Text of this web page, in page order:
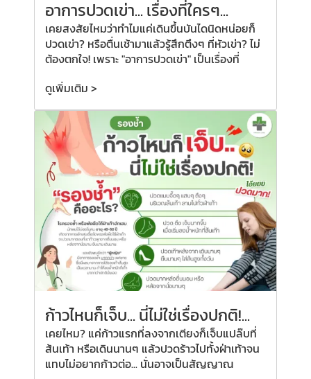
อาการปวดเข่า... เรื่องที่ใครๆ...
เคยสงสัยไหมว่าทำไมแค่เดินขึ้นบันไดนิดหน่อยก็
ปวดเข่า? หรือตื่นเช้ามาแล้วรู้สึกตึงๆ ที่หัวเข่า? ไม่
ต้องตกใจ! เพราะ "อาการปวดเข่า" เป็นเรื่องที่
ดูเพิ่มเติม >
ก้าวไหนก็เจ็บ... นี่ไม่ใช่เรื่องปกติ!...
เคยไหม? แค่ก้าวแรกที่ลงจากเตียงก็เจ็บแปล๊บที่
ส้นเท้า หรือเดินนานๆ แล้วปวดร้าวไปทั้งฝ่าเท้าจน
แทบไม่อยากก้าวต่อ... นั่นอาจเป็นสัญญาณ